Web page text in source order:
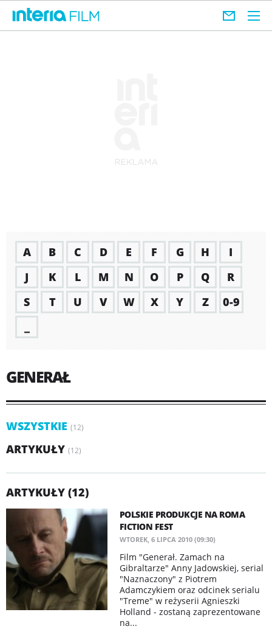
A B C D E F G H
I
J
K L M N O P Q
R
S
T U V W X Y Z
0-9
GENERAŁ
WSZYSTKIE (12)
ARTYKUŁY (12)
ARTYKUŁY (12)
POLSKIE PRODUKCJE NA ROMA
FICTION FEST
WTOREK, 6 LIPCA 2010 (09:30)
Film "Generał. Zamach na
Gibraltarze" Anny Jadowskiej, serial
"Naznaczony" z Piotrem
Adamczykiem oraz odcinek serialu
"Treme" w reżyserii Agnieszki
Holland - zostaną zaprezentowane
na...